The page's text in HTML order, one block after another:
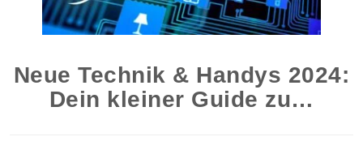
Neue Technik & Handys 2024:
Dein kleiner Guide zu…